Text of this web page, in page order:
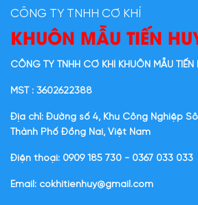
CÔNG TY TNHH CƠ KHÍ
KHUÔN MẪU TIẾN
CÔNG TY TNHH CƠ KHÍ KHUÔN MẪU TIẾN
MST : 3602622388
Địa chỉ: Đường số 4, Khu Công Nghiệp
Thành Phố Đồng Nai, Việt Nam
Điện thoại: 0909 185 730 - 0367 033 033
Email: cokhitienhuy@gmail.com